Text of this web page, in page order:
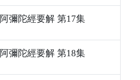
阿彌陀經要解 第17集
阿彌陀經要解 第18集